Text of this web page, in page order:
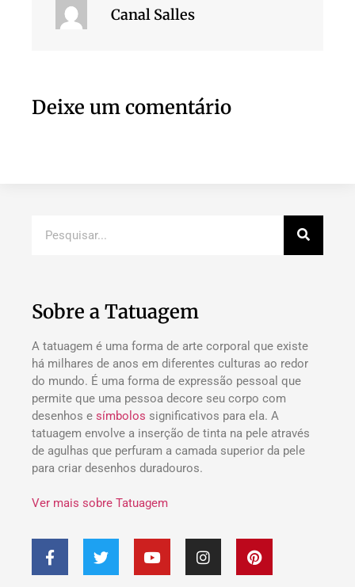
Canal Salles
Deixe um comentário
Sobre a Tatuagem
A tatuagem é uma forma de arte corporal que existe
há milhares de anos em diferentes culturas ao redor
do mundo. É uma forma de expressão pessoal que
permite que uma pessoa decore seu corpo com
desenhos e símbolos significativos para ela. A
tatuagem envolve a inserção de tinta na pele através
de agulhas que perfuram a camada superior da pele
para criar desenhos duradouros.
Ver mais sobre Tatuagem